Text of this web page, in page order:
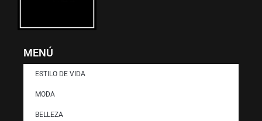
MENÚ
ESTILO DE VIDA
MODA
BELLEZA